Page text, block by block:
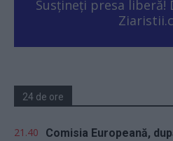
Susțineți presa liberă!
24 de ore
21.40
Comisia Europeană,